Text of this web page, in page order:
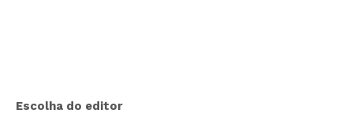
Escolha do editor